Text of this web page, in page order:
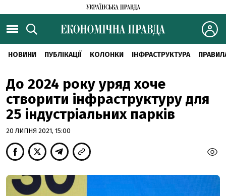
НОВИНИ ПУБЛІКАЦІЇ КОЛОНКИ ІНФРАСТРУКТУРА
До 2024 року уряд хоче
створити інфраструктуру для
25 індустріальних парків
20 ЛИПНЯ 2021, 15:00